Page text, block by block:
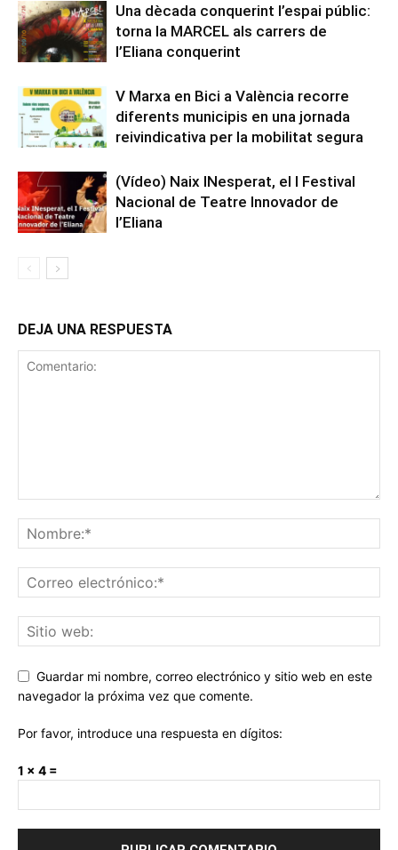
Una dècada conquerint l’espai públic:
torna la MARCEL als carrers de
l’Eliana conquerint
V Marxa en Bici a València recorre
diferents municipis en una jornada
reivindicativa per la mobilitat segura
(Vídeo) Naix INesperat, el I Festival
Nacional de Teatre Innovador de
l’Eliana
DEJA UNA RESPUESTA
Guardar mi nombre, correo electrónico y sitio web en este
navegador la próxima vez que comente.
Por favor, introduce una respuesta en dígitos:
1 × 4 =